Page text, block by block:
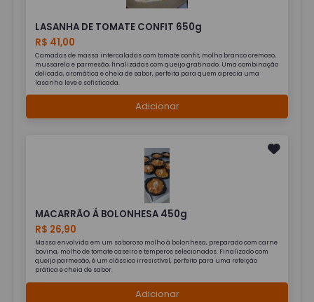
LASANHA DE TOMATE CONFIT 650g
R$ 41,00
Camadas de massa intercaladas com tomate confit, molho branco cremoso,
mussarela e parmesão, finalizadas com queijo gratinado. Uma combinação
delicada, aromática e cheia de sabor, perfeita para quem aprecia uma
lasanha leve e sofisticada.
Adicionar
MACARRÃO Á BOLONHESA 450g
R$ 26,90
Massa envolvida em um saboroso molho à bolonhesa, preparado com carne
bovina, molho de tomate caseiro e temperos selecionados. Finalizado com
queijo parmesão, é um clássico irresistível, perfeito para uma refeição
prática e cheia de sabor.
Adicionar